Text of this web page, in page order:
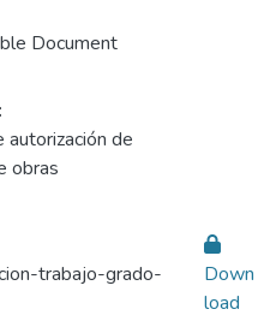
Document
autorización de
obras
trabajo-grado-
Down
load